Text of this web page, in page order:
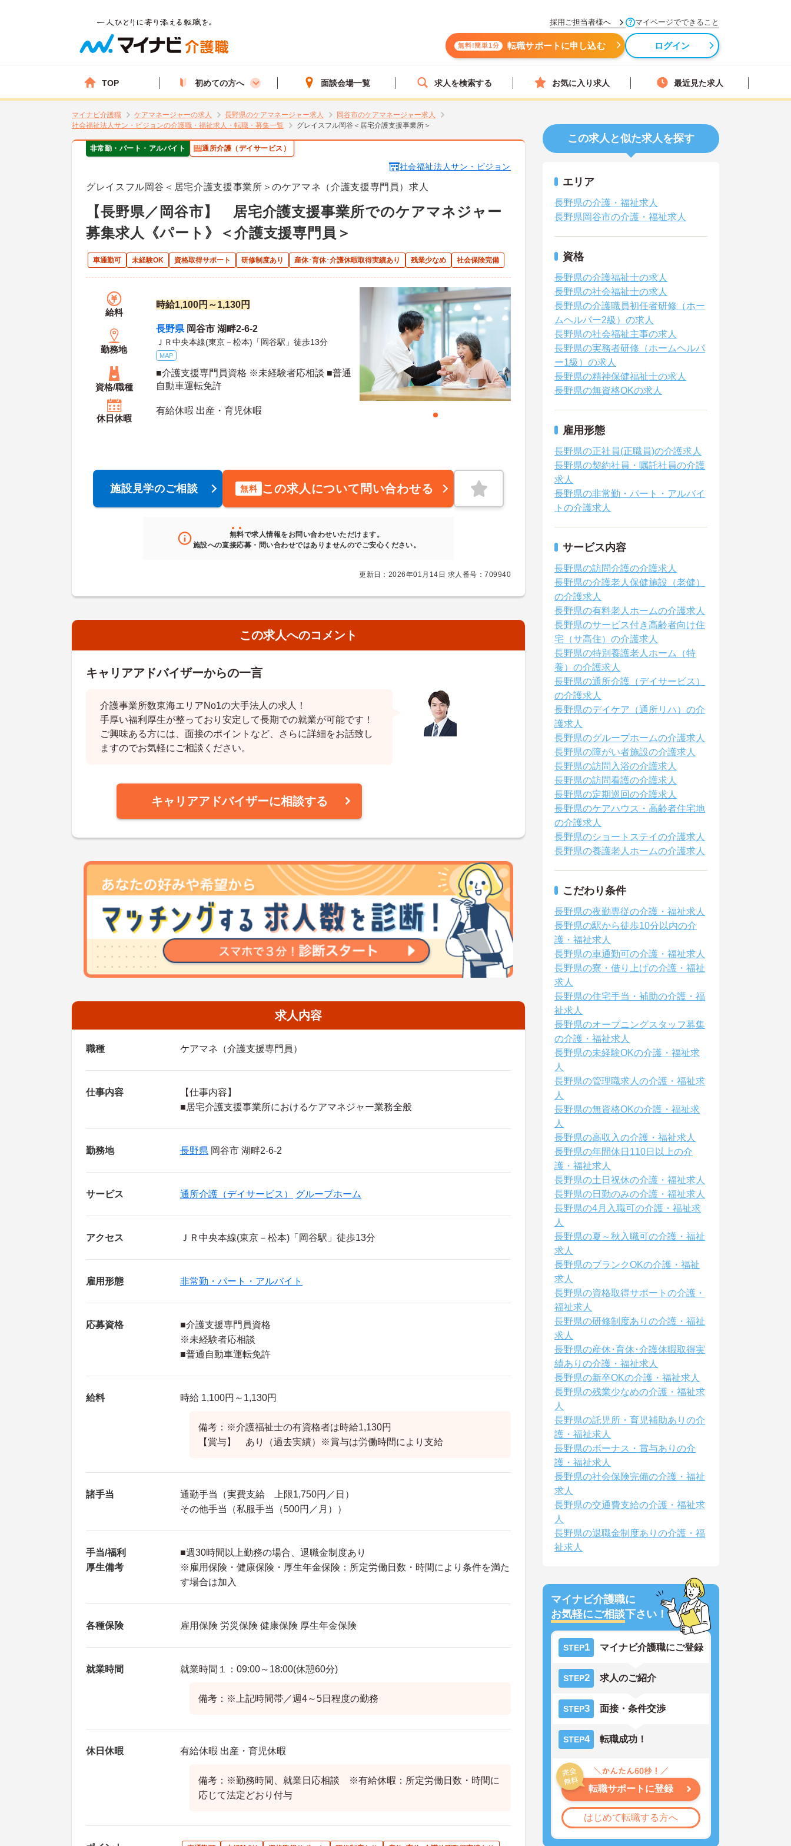
採用ご担当者様へ マイページでできること
無料!簡単1分 転職サポートに申し込む ログイン
TOP 初めての方へ 面談会場一覧 求人を検索する お気に入り求人 最近見た求人
マイナビ介護職 ケアマネージャーの求人 長野県のケアマネージャー求人
岡谷市のケアマネージャー求人
社会福祉法人サン・ビジョンの介護職・福祉求人・転職・募集一覧
グレイスフル岡谷＜居宅介護支援事業所＞
非常勤・パート・アルバイト 通所介護（デイサービス）
社会福祉法人サン・ビジョン
グレイスフル岡谷＜居宅介護支援事業所＞のケアマネ（介護支援専門員）求人
【長野県／岡谷市】 居宅介護支援事業所でのケアマネジャー
募集求人《パート》＜介護支援専門員＞
車通勤可 未経験OK 資格取得サポート 研修制度あり 産休･育休･介護休暇取得実績あり 残業少なめ 社会保険完備
給料
時給1,100円～1,130円
勤務地
長野県 岡谷市 湖畔2-6-2
ＪＲ中央本線(東京－松本)「岡谷駅」徒歩13分
MAP
資格/職種
■介護支援専門員資格 ※未経験者応相談 ■普通
自動車運転免許
休日休暇
有給休暇 出産・育児休暇
施設見学のご相談 無料 この求人について問い合わせる
無料で求人情報をお問い合わせいただけます。
施設への直接応募・問い合わせではありませんのでご安心ください。
更新日：2026年01月14日 求人番号：709940
この求人へのコメント
キャリアアドバイザーからの一言
介護事業所数東海エリアNo1の大手法人の求人！
手厚い福利厚生が整っており安定して長期での就業が可能です！
ご興味ある方には、面接のポイントなど、さらに詳細をお話致し
ますのでお気軽にご相談ください。
キャリアアドバイザーに相談する
求人内容
職種 ケアマネ（介護支援専門員）
仕事内容
【仕事内容】
■居宅介護支援事業所におけるケアマネジャー業務全般
勤務地 長野県 岡谷市 湖畔2-6-2
サービス 通所介護（デイサービス） グループホーム
アクセス ＪＲ中央本線(東京－松本)「岡谷駅」徒歩13分
雇用形態 非常勤・パート・アルバイト
応募資格
■介護支援専門員資格
※未経験者応相談
■普通自動車運転免許
給料 時給 1,100円～1,130円
備考：※介護福祉士の有資格者は時給1,130円
【賞与】 あり（過去実績）※賞与は労働時間により支給
諸手当
通勤手当（実費支給 上限1,750円／日）
その他手当（私服手当（500円／月））
手当/福利
厚生備考
■週30時間以上勤務の場合、退職金制度あり
※雇用保険・健康保険・厚生年金保険：所定労働日数・時間により条件を満た
す場合は加入
各種保険 雇用保険 労災保険 健康保険 厚生年金保険
就業時間 就業時間１：09:00～18:00(休憩60分)
備考：※上記時間帯／週4～5日程度の勤務
休日休暇 有給休暇 出産・育児休暇
備考：※勤務時間、就業日応相談 ※有給休暇：所定労働日数・時間に
応じて法定どおり付与
この求人と似た求人を探す
エリア
長野県の介護・福祉求人
長野県岡谷市の介護・福祉求人
資格
長野県の介護福祉士の求人
長野県の社会福祉士の求人
長野県の介護職員初任者研修（ホー
ムヘルパー2級）の求人
長野県の社会福祉主事の求人
長野県の実務者研修（ホームヘルパ
ー1級）の求人
長野県の精神保健福祉士の求人
長野県の無資格OKの求人
雇用形態
長野県の正社員(正職員)の介護求人
長野県の契約社員・嘱託社員の介護
求人
長野県の非常勤・パート・アルバイ
トの介護求人
サービス内容
長野県の訪問介護の介護求人
長野県の介護老人保健施設（老健）
の介護求人
長野県の有料老人ホームの介護求人
長野県のサービス付き高齢者向け住
宅（サ高住）の介護求人
長野県の特別養護老人ホーム（特
養）の介護求人
長野県の通所介護（デイサービス）
の介護求人
長野県のデイケア（通所リハ）の介
護求人
長野県のグループホームの介護求人
長野県の障がい者施設の介護求人
長野県の訪問入浴の介護求人
長野県の訪問看護の介護求人
長野県の定期巡回の介護求人
長野県のケアハウス・高齢者住宅地
の介護求人
長野県のショートステイの介護求人
長野県の養護老人ホームの介護求人
こだわり条件
長野県の夜勤専従の介護・福祉求人
長野県の駅から徒歩10分以内の介
護・福祉求人
長野県の車通勤可の介護・福祉求人
長野県の寮・借り上げの介護・福祉
求人
長野県の住宅手当・補助の介護・福
祉求人
長野県のオープニングスタッフ募集
の介護・福祉求人
長野県の未経験OKの介護・福祉求
人
長野県の管理職求人の介護・福祉求
人
長野県の無資格OKの介護・福祉求
人
長野県の高収入の介護・福祉求人
長野県の年間休日110日以上の介
護・福祉求人
長野県の土日祝休の介護・福祉求人
長野県の日勤のみの介護・福祉求人
長野県の4月入職可の介護・福祉求
人
長野県の夏～秋入職可の介護・福祉
求人
長野県のブランクOKの介護・福祉
求人
長野県の資格取得サポートの介護・
福祉求人
長野県の研修制度ありの介護・福祉
求人
長野県の産休･育休･介護休暇取得実
績ありの介護・福祉求人
長野県の新卒OKの介護・福祉求人
長野県の残業少なめの介護・福祉求
人
長野県の託児所・育児補助ありの介
護・福祉求人
長野県のボーナス・賞与ありの介
護・福祉求人
長野県の社会保険完備の介護・福祉
求人
長野県の交通費支給の介護・福祉求
人
長野県の退職金制度ありの介護・福
祉求人
マイナビ介護職に
お気軽にご相談下さい！
STEP1 マイナビ介護職にご登録
STEP2 求人のご紹介
STEP3 面接・条件交渉
STEP4 転職成功！
転職サポートに登録
はじめて転職する方へ